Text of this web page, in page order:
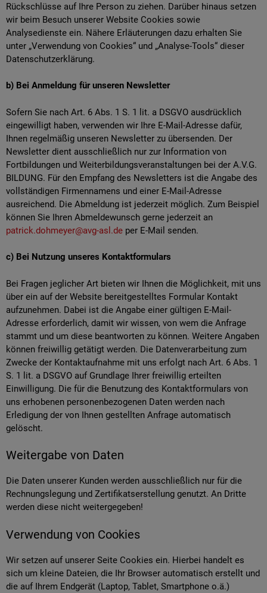
Rückschlüsse auf Ihre Person zu ziehen. Darüber hinaus setzen
wir beim Besuch unserer Website Cookies sowie
Analysedienste ein. Nähere Erläuterungen dazu erhalten Sie
unter „Verwendung von Cookies“ und „Analyse-Tools“ dieser
Datenschutzerklärung.
b) Bei Anmeldung für unseren Newsletter
Sofern Sie nach Art. 6 Abs. 1 S. 1 lit. a DSGVO ausdrücklich
eingewilligt haben, verwenden wir Ihre E-Mail-Adresse dafür,
Ihnen regelmäßig unseren Newsletter zu übersenden. Der
Newsletter dient ausschließlich nur zur Information von
Fortbildungen und Weiterbildungsveranstaltungen bei der A.V.G.
BILDUNG. Für den Empfang des Newsletters ist die Angabe des
vollständigen Firmennamens und einer E-Mail-Adresse
ausreichend. Die Abmeldung ist jederzeit möglich. Zum Beispiel
können Sie Ihren Abmeldewunsch gerne jederzeit an
patrick.dohmeyer@avg-asl.de per E-Mail senden.
c) Bei Nutzung unseres Kontaktformulars
Bei Fragen jeglicher Art bieten wir Ihnen die Möglichkeit, mit uns
über ein auf der Website bereitgestelltes Formular Kontakt
aufzunehmen. Dabei ist die Angabe einer gültigen E-Mail-
Adresse erforderlich, damit wir wissen, von wem die Anfrage
stammt und um diese beantworten zu können. Weitere Angaben
können freiwillig getätigt werden. Die Datenverarbeitung zum
Zwecke der Kontaktaufnahme mit uns erfolgt nach Art. 6 Abs. 1
S. 1 lit. a DSGVO auf Grundlage Ihrer freiwillig erteilten
Einwilligung. Die für die Benutzung des Kontaktformulars von
uns erhobenen personenbezogenen Daten werden nach
Erledigung der von Ihnen gestellten Anfrage automatisch
gelöscht.
Weitergabe von Daten
Die Daten unserer Kunden werden ausschließlich nur für die
Rechnungslegung und Zertifikatserstellung genutzt. An Dritte
werden diese nicht weitergegeben!
Verwendung von Cookies
Wir setzen auf unserer Seite Cookies ein. Hierbei handelt es
sich um kleine Dateien, die Ihr Browser automatisch erstellt und
die auf Ihrem Endgerät (Laptop, Tablet, Smartphone o.ä.)